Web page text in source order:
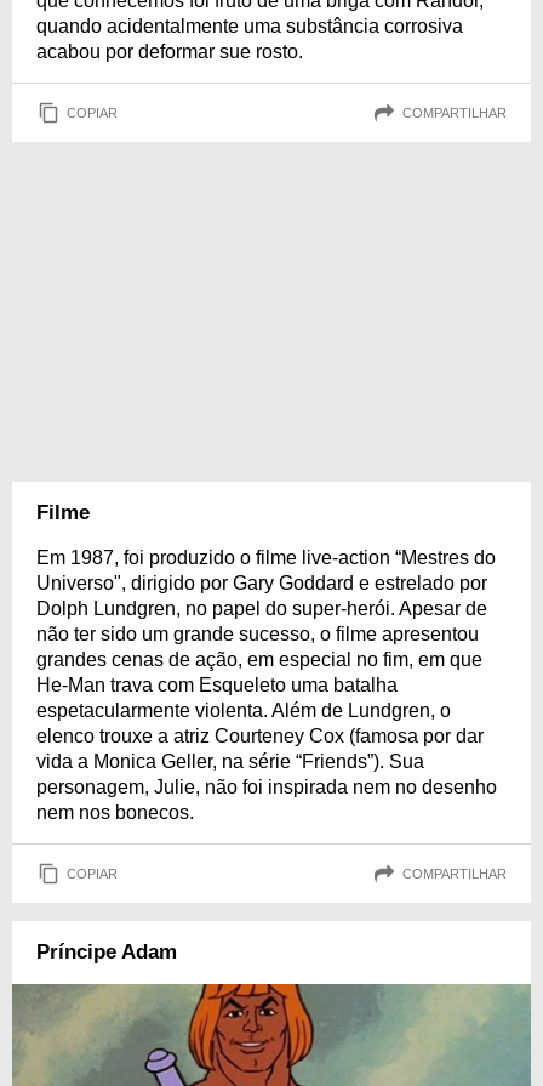
quando acidentalmente uma substância corrosiva
acabou por deformar sue rosto.
COPIAR COMPARTILHAR
Filme
Em 1987, foi produzido o filme live-action “Mestres do
Universo", dirigido por Gary Goddard e estrelado por
Dolph Lundgren, no papel do super-herói. Apesar de
não ter sido um grande sucesso, o filme apresentou
grandes cenas de ação, em especial no fim, em que
He-Man trava com Esqueleto uma batalha
espetacularmente violenta. Além de Lundgren, o
elenco trouxe a atriz Courteney Cox (famosa por dar
vida a Monica Geller, na série “Friends”). Sua
personagem, Julie, não foi inspirada nem no desenho
nem nos bonecos.
COPIAR COMPARTILHAR
Príncipe Adam